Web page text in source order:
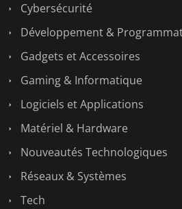
Cybersécurité
Développement &
Gadgets et Accessoires
Gaming & Informatique
Logiciels et Applications
Matériel & Hardware
Nouveautés Technologiques
Réseaux & Systèmes
Tech